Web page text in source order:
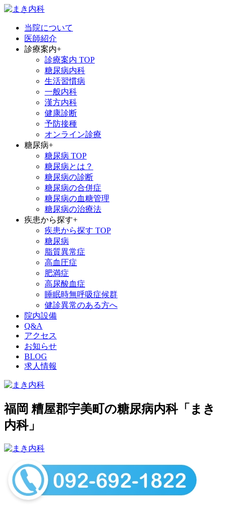
当院について
医師紹介
診療案内+
診療案内 TOP
糖尿病内科
生活習慣病
一般内科
漢方内科
健康診断
予防接種
オンライン診療
糖尿病+
糖尿病 TOP
糖尿病とは？
糖尿病の診断
糖尿病の合併症
糖尿病の血糖管理
糖尿病の治療法
疾患から探す+
疾患から探す TOP
糖尿病
脂質異常症
高血圧症
肥満症
高尿酸血症
睡眠時無呼吸症候群
健診異常のある方へ
院内設備
Q&A
アクセス
お知らせ
BLOG
求人情報
福岡 糟屋郡宇美町の糖尿病内科「まき
内科」